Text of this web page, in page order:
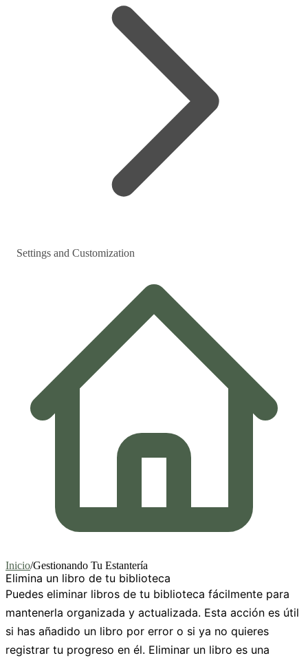
Settings and Customization
Inicio/Gestionando Tu Estantería
Elimina un libro de tu biblioteca
Puedes eliminar libros de tu biblioteca fácilmente para
mantenerla organizada y actualizada. Esta acción es útil
si has añadido un libro por error o si ya no quieres
registrar tu progreso en él. Eliminar un libro es una